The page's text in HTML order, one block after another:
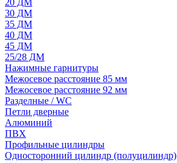
20 ДМ
30 ДМ
35 ДМ
40 ДМ
45 ДМ
25/28 ДМ
Нажимные гарнитуры
Межосевое расстояние 85 мм
Межосевое расстояние 92 мм
Разделные / WC
Петли дверные
Алюминий
ПВХ
Профильные цилиндры
Односторонний цилиндр (полуцилиндр)